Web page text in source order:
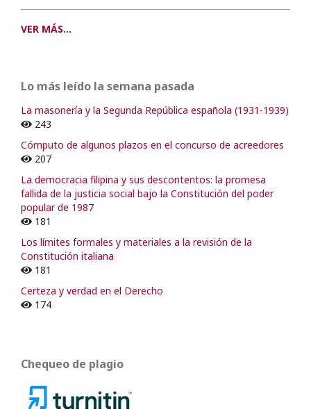
VER MÁS...
Lo más leído la semana pasada
La masonería y la Segunda República española (1931-1939)
243
Cómputo de algunos plazos en el concurso de acreedores
207
La democracia filipina y sus descontentos: la promesa
fallida de la justicia social bajo la Constitución del poder
popular de 1987
181
Los límites formales y materiales a la revisión de la
Constitución italiana
181
Certeza y verdad en el Derecho
174
Chequeo de plagio